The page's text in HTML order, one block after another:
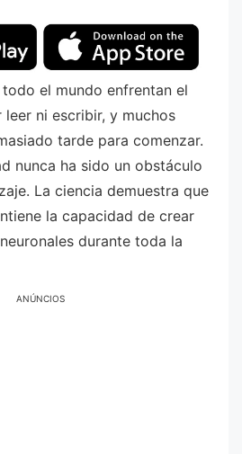
el mundo enfrentan el
ni escribir, y muchos
tarde para comenzar.
nunca ha sido un obstáculo
La ciencia demuestra que
la capacidad de crear
durante toda la
ANÚNCIOS